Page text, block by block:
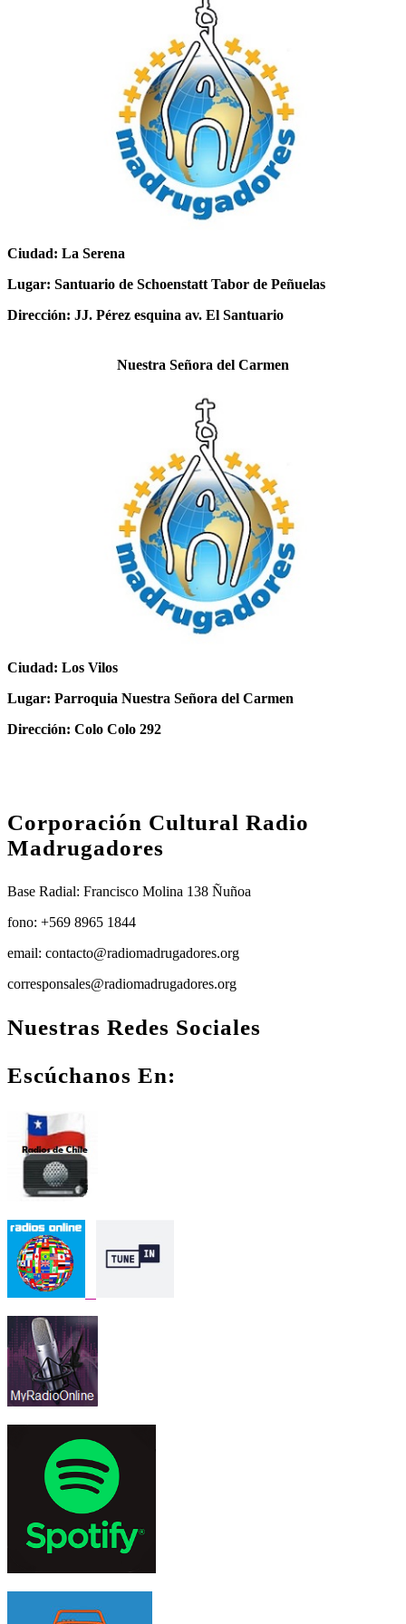
Ciudad: La Serena
Lugar: Santuario de Schoenstatt Tabor de Peñuelas
Dirección: JJ. Pérez esquina av. El Santuario
Nuestra Señora del Carmen
Ciudad: Los Vilos
Lugar: Parroquia Nuestra Señora del Carmen
Dirección: Colo Colo 292
Corporación Cultural Radio
Madrugadores
Base Radial: Francisco Molina 138 Ñuñoa
fono: +569 8965 1844
email: contacto@radiomadrugadores.org
corresponsales@radiomadrugadores.org
Nuestras Redes Sociales
Facebook
Instagram
Youtube
Escúchanos En: